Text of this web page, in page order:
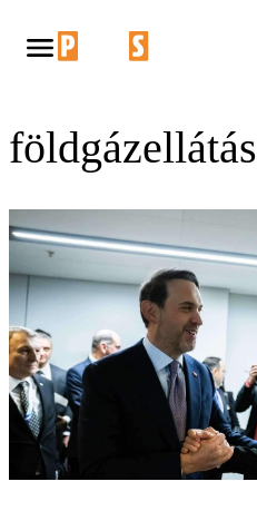
földgázellátás